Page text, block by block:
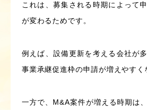
これは、募集される時期によって
が変わるためです。
例えば、設備更新を考える会社が
事業承継促進枠の申請が増えやすく
一方で、M&A案件が増える時期は